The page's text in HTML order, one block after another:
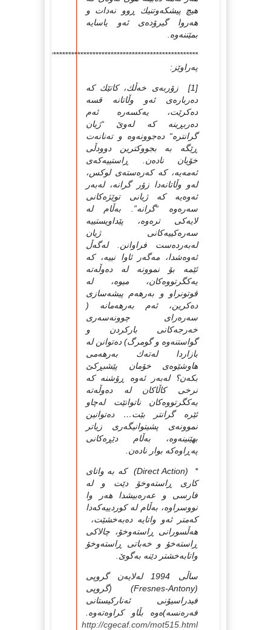
هیچ پیشکه‌وتنیك ڕوو نه‌دات و
هه‌روا گیرۆده‌ی ئه‌و یاسایه‌
بمێننه‌وه‌.
په‌راوێز:
[1] زۆربه‌ی خه‌ڵك، کاتێك که‌
ده‌رباره‌ی ئه‌و وڵاتانه‌ قسه‌
ده‌کرێت، یه‌کسه‌ره‌ ئه‌م
ده‌ربڕینه‌ که‌ له‌وێ “ژیان
گرانتره‌“ ده‌جوونه‌وه‌ و ته‌نانه‌ت
ڕێگه‌ به‌ بجووکترین دوودڵی
خۆیان ناده‌ن. ڕاستییه‌که‌ی
ئه‌مه‌یه‌، که‌ که‌ره‌سته‌ی لوکس،
له‌و وڵاتانه‌دا زۆر گرانه‌، له‌به‌ر
ئه‌وه‌یه‌ که‌ ژیانی توێژه‌کانی
سه‌ره‌وه‌ “گرانه‌”. به‌ڵام له‌
لایه‌کی تره‌وه‌، پێداویستییه‌
سه‌ره‌کییه‌کانی ژیان
له‌به‌رده‌ست فراوانن. له‌گه‌ڵ
ئه‌وه‌شدا، مه‌گه‌ر ئاوا نییه‌، که‌
ئێمه‌ بۆ نموونه‌ له‌ ده‌وڵه‌ته‌
یه‌کگرتووه‌کان، میوه‌، له‌
قوتونراو و به‌رهه‌م پیشه‌سازی
ده‌کرین، ئه‌م به‌رهه‌مانه‌ (
سه‌ره‌رای چوونه‌سه‌ری
خه‌رجه‌کانی بارکردن و
گواستنه‌وه‌ و گومرگ) ده‌توانن له‌
بازاردا له‌ته‌ك به‌رهه‌می
هاوشێوه‌ی خۆمان پێشبڕكێ
بکه‌ن؟ له‌به‌ر ئه‌وه‌ ڕۆشنه‌ که‌
نرخی کاڵاکان له‌ ده‌وڵه‌ته‌
یه‌کگرتووه‌کان ناتوانێت له‌چاو
ئێره‌ گرانتر بێت… ده‌توانین
نموونه‌ی پشیتوانیگه‌ری زیاتر
بهێنینه‌وه‌، به‌ڵام دێڕه‌کانی
په‌ڕاوه‌که‌ بوار ناده‌ن.
* (Direct Action) كه‌ به‌ واتای
كاری ڕاسته‌وخۆ دێت و له‌
فارسی و عه‌ره‌بیشدا هه‌ر وا
نووسراوه‌، به‌ڵام له‌ كوردییه‌كه‌دا
كه‌متر ئه‌و واتایه‌ ده‌به‌خشێت،
هه‌ڵسورانی ڕاسته‌وخۆ، چالاكی
ڕاسته‌خۆ و خه‌باتی ڕاسته‌وخۆ
واتابه‌خشتر دێنه‌ به‌گوێ.
ساڵی 1994 له‌لایه‌ن گروپی
(Fresnes-Antony) (گروپی
فیدراسیۆنی ئه‌ناركیستانی
فه‌ره‌نسه)ه‌وه‌ بڵاو كراوه‌ته‌وه‌.
http://cgecaf.com/mot515.html